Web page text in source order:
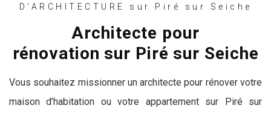
D'ARCHITECTURE sur Piré sur Seiche
Architecte pour
rénovation sur Piré sur Seiche
Vous souhaitez missionner un architecte pour rénover votre
maison d’habitation ou votre appartement sur Piré sur